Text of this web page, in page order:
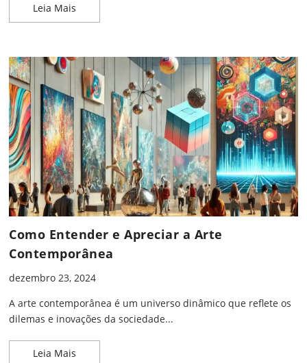
Leia Mais
Como Entender e Apreciar a Arte
Contemporânea
dezembro 23, 2024
A arte contemporânea é um universo dinâmico que reflete os
dilemas e inovações da sociedade...
Leia Mais